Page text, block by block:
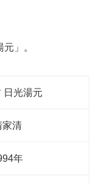
」。
日光湯元
家清
年